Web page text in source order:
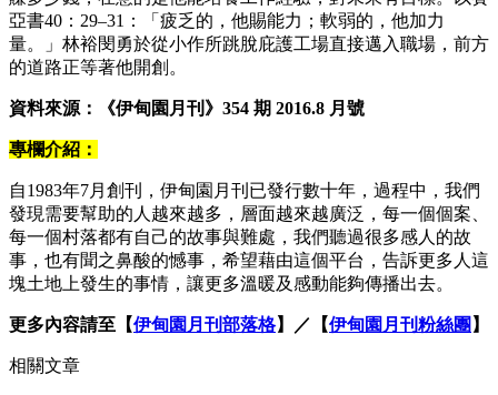
亞書40：29–31：「疲乏的，他賜能力；軟弱的，他加力
量。」林裕閔勇於從小作所跳脫庇護工場直接邁入職場，前方
的道路正等著他開創。
資料來源：《伊甸園月刊》354 期 2016.8 月號
專欄介紹：
自1983年7月創刊，伊甸園月刊已發行數十年，過程中，我們
發現需要幫助的人越來越多，層面越來越廣泛，每一個個案、
每一個村落都有自己的故事與難處，我們聽過很多感人的故
事，也有聞之鼻酸的憾事，希望藉由這個平台，告訴更多人這
塊土地上發生的事情，讓更多溫暖及感動能夠傳播出去。
更多內容請至【伊甸園月刊部落格】／【伊甸園月刊粉絲團 】
相關文章